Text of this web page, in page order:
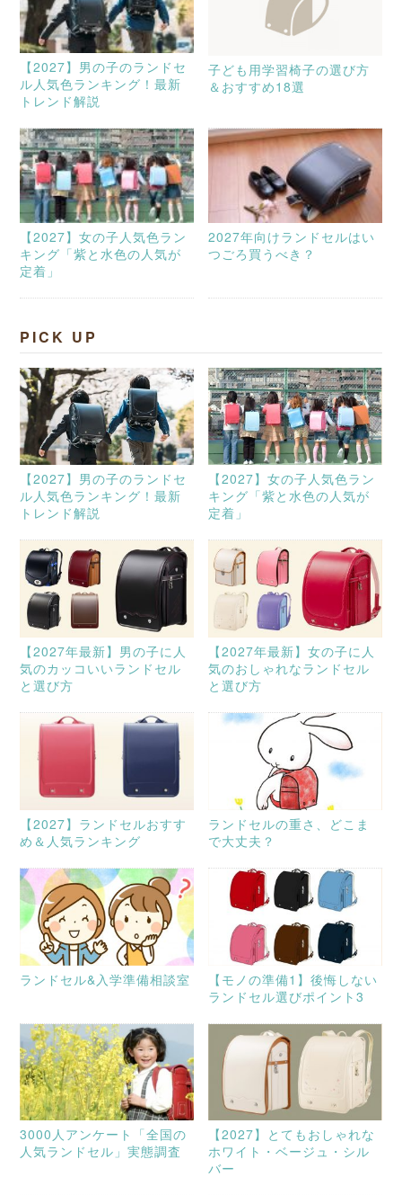
【2027】男の子のランドセ
ル人気色ランキング！最新
トレンド解説
子ども用学習椅子の選び方
＆おすすめ18選
【2027】女の子人気色ラン
キング「紫と水色の人気が
定着」
2027年向けランドセルはい
つごろ買うべき？
PICK UP
【2027】男の子のランドセ
ル人気色ランキング！最新
トレンド解説
【2027】女の子人気色ラン
キング「紫と水色の人気が
定着」
【2027年最新】男の子に人
気のカッコいいランドセル
と選び方
【2027年最新】女の子に人
気のおしゃれなランドセル
と選び方
【2027】ランドセルおすす
め＆人気ランキング
ランドセルの重さ、どこま
で大丈夫？
ランドセル&入学準備相談室
【モノの準備1】後悔しない
ランドセル選びポイント3
3000人アンケート「全国の
人気ランドセル」実態調査
【2027】とてもおしゃれな
ホワイト・ベージュ・シル
バー